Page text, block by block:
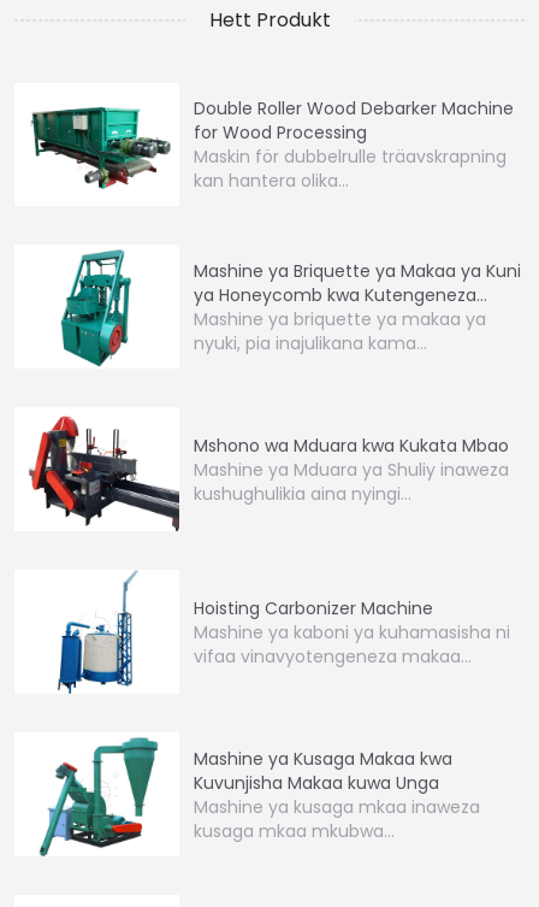
Hett Produkt
Double Roller Wood Debarker Machine
for Wood Processing
Maskin för dubbelrulle träavskrapning
kan hantera olika…
Mashine ya Briquette ya Makaa ya Kuni
ya Honeycomb kwa Kutengeneza
Honercomb
Mashine ya briquette ya makaa ya
nyuki, pia inajulikana kama…
Mshono wa Mduara kwa Kukata Mbao
Mashine ya Mduara ya Shuliy inaweza
kushughulikia aina nyingi…
Hoisting Carbonizer Machine
Mashine ya kaboni ya kuhamasisha ni
vifaa vinavyotengeneza makaa…
Mashine ya Kusaga Makaa kwa
Kuvunjisha Makaa kuwa Unga
Mashine ya kusaga mkaa inaweza
kusaga mkaa mkubwa…